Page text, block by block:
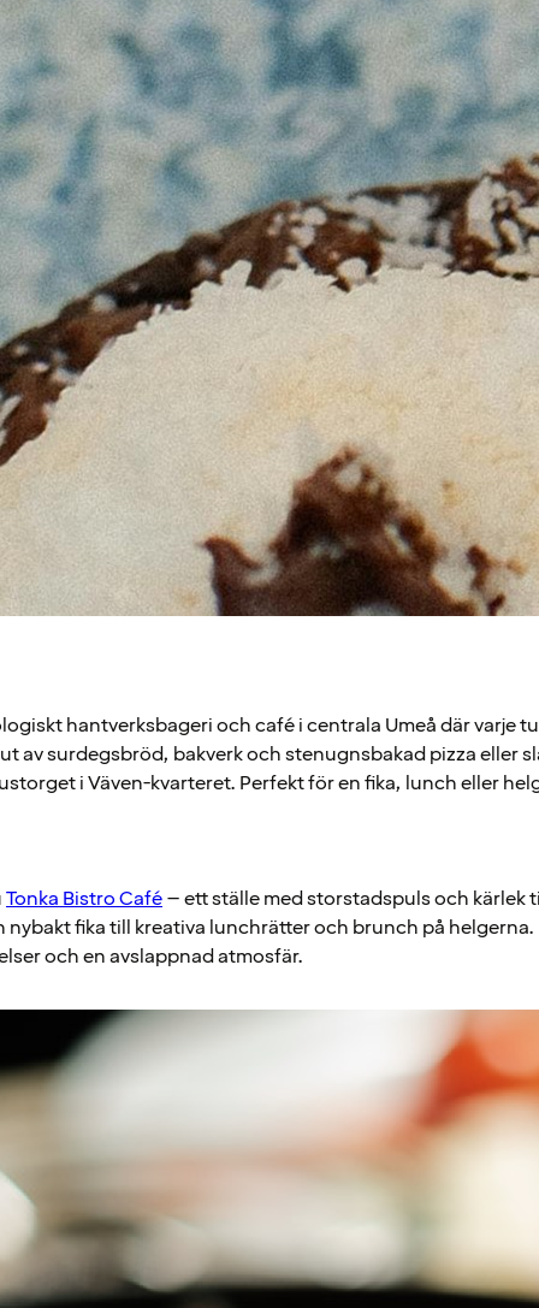
hantverksbageri och café i centrala Umeå där varje
av surdegsbröd, bakverk och stenugnsbakad pizza eller
i Väven-kvarteret. Perfekt för en fika, lunch eller
Tonka Bistro Café– ett ställe med storstadspuls och kärlek
nybakt fika till kreativa lunchrätter och brunch på
och en avslappnad atmosfär.